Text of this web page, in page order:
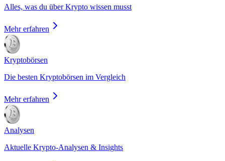
Alles, was du über Krypto wissen musst
Mehr erfahren
Kryptobörsen
Die besten Kryptobörsen im Vergleich
Mehr erfahren
Analysen
Aktuelle Krypto-Analysen & Insights